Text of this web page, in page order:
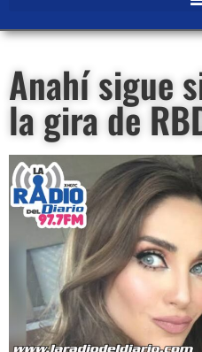
Anahí sigue
la gira de